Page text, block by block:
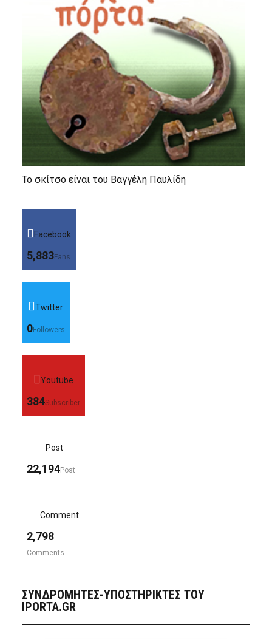
Το σκίτσο είναι του Βαγγέλη Παυλίδη
Facebook
5,883Fans
Twitter
0Followers
Youtube
384Subscriber
Post
22,194Post
Comment
2,798
Comments
ΣΥΝΔΡΟΜΗΤΈΣ-ΥΠΟΣΤΗΡΙΚΤΈΣ ΤΟΥ
IPORTA.GR